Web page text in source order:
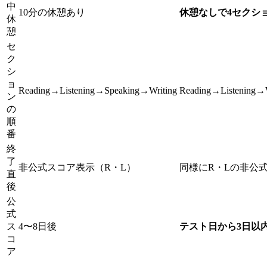
中
休
憩
10分の休憩あり 休憩なしで4セクシ
セ
ク
シ
ョ
ン
の
順
番
Reading→Listening→Speaking→Writing Reading→Listening→
終
了
直
後
非公式スコア表示（R・L） 同様にR・Lの非公
公
式
ス
コ
ア
4〜8日後 テスト日から3日以